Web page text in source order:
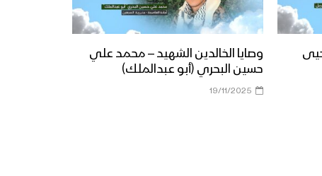
وصايا الخالدين الشهيد – محمد علي
حسين البحري (أبو عبدالملك)
19/11/2025